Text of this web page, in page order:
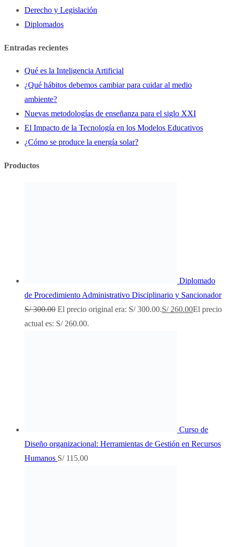
Derecho y Legislación
Diplomados
Entradas recientes
Qué es la Inteligencia Artificial
¿Qué hábitos debemos cambiar para cuidar al medio
ambiente?
Nuevas metodologías de enseñanza para el siglo XXI
El Impacto de la Tecnología en los Modelos Educativos
¿Cómo se produce la energía solar?
Productos
Diplomado
de Procedimiento Administrativo Disciplinario y Sancionador
S/300.00 El precio original era: S/ 300.00.S/260.00El precio
actual es: S/ 260.00.
Curso de
Diseño organizacional: Herramientas de Gestión en Recursos
Humanos S/115.00